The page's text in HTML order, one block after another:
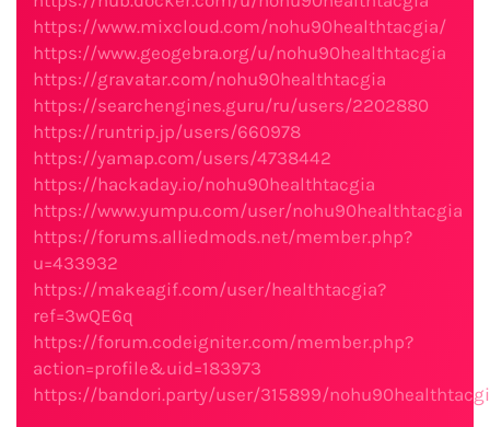
https://www.mixcloud.com/nohu90healthtacgia/
https://www.geogebra.org/u/nohu90healthtacgia
https://gravatar.com/nohu90healthtacgia
https://searchengines.guru/ru/users/2202880
https://runtrip.jp/users/660978
https://yamap.com/users/4738442
https://hackaday.io/nohu90healthtacgia
https://www.yumpu.com/user/nohu90healthtacgia
https://forums.alliedmods.net/member.php?
u=433932
https://makeagif.com/user/healthtacgia?
ref=3wQE6q
https://forum.codeigniter.com/member.php?
action=profile&uid=183973
https://bandori.party/user/315899/